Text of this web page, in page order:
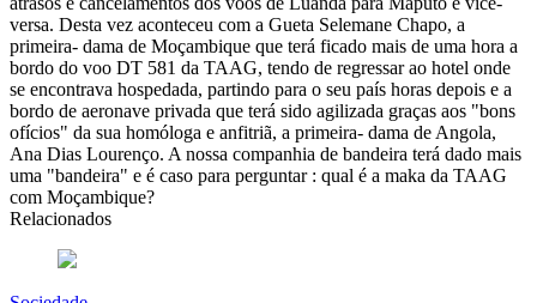
versa. Desta vez aconteceu com a Gueta Selemane Chapo, a
primeira- dama de Moçambique que terá ficado mais de uma hora a
bordo do voo DT 581 da TAAG, tendo de regressar ao hotel onde
se encontrava hospedada, partindo para o seu país horas depois e a
bordo de aeronave privada que terá sido agilizada graças aos "bons
ofícios" da sua homóloga e anfitriã, a primeira- dama de Angola,
Ana Dias Lourenço. A nossa companhia de bandeira terá dado mais
uma "bandeira" e é caso para perguntar : qual é a maka da TAAG
com Moçambique?
Relacionados